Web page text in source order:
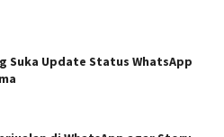
Suka Update Status WhatsApp